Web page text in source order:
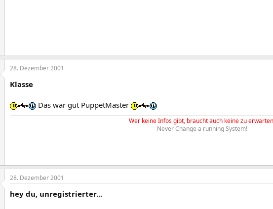
28. Dezember 2001
Klasse
Das war gut PuppetMaster
Wer keine Infos gibt, braucht auch keine zu
Never Change a running System!
28. Dezember 2001
hey du, unregistrierter...